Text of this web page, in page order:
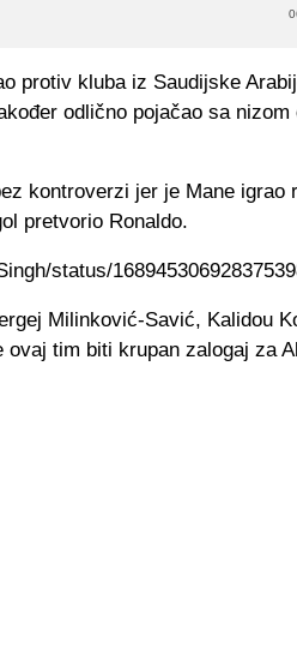
protiv kluba iz Saudijske
odlično pojačao sa nizom
kontroverzi jer je Mane igrao
pretvorio Ronaldo.
status/
Milinković-Savić, Kalidou
tim biti krupan zalogaj za